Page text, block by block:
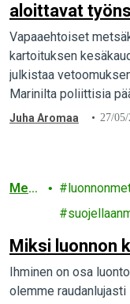
aloittavat
Vapaaehtoiset
kartoituksen
julkistaa
Marinilta poliittisia
luonnonmetsien
Juha Aromaa 27/05/
Mets
Miksi luonnon
Ihminen on osa
olemme